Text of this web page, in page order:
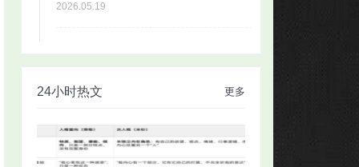
2026.05.19
更多
24小时热文